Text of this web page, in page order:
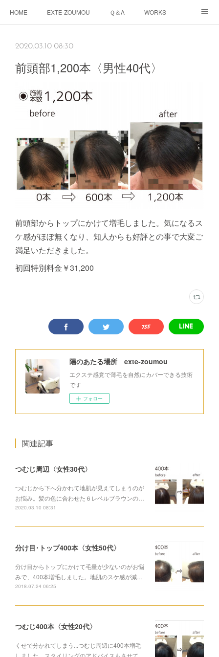
HOME EXTE-ZOUMOU Ｑ＆A WORKS
2020.03.10 08:30
前頭部1,200本〈男性40代〉
前頭部からトップにかけて増毛しました。気になるス
ケ感がほぼ無くなり、知人からも好評との事で大変ご
満足いただきました。
初回特別料金￥31,200
陽のあたる場所 exte-zoumou
エクステ感覚で薄毛を自然にカバーできる技術
です
フォロー
関連記事
つむじ周辺〈女性30代〉
つむじから下へ分かれて地肌が見えてしまうのが
お悩み。髪の色に合わせた６レベルブラウンの…
2020.03.10 08:31
分け目･トップ400本〈女性50代〉
分け目からトップにかけて毛量が少ないのがお悩
みで、400本増毛しました。地肌のスケ感が減…
2018.07.24 06:25
つむじ400本〈女性20代〉
くせで分かれてしまう...つむじ周辺に400本増毛